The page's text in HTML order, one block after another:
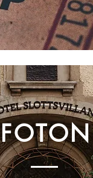
FOTON